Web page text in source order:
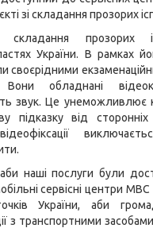
зі складання прозорих
прозорих
України. В рамках
своєрідними
Вони обладнані
звук. Це унеможливлює
підказку від
наші послуги були
сервісні центри
України, аби
з транспортними